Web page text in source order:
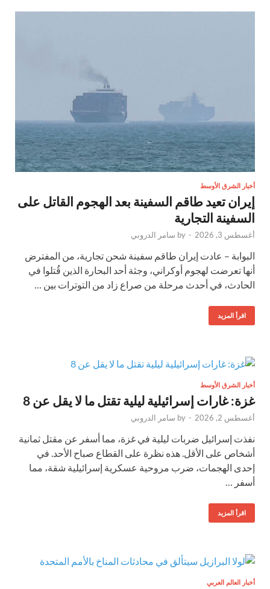
أخبار الشرق الأوسط
إيران تعيد طاقم السفينة بعد الهجوم القاتل على
السفينة التجارية
أغسطس 3, 2026 -
by سامر الدروبي
البوابة – عادت إيران طاقم سفينة شحن تجارية، من المفترض
أنها تعرضت لهجوم أوكراني، وجثة أحد البحارة الذين قُتلوا في
الحادث، في أحدث مرحلة من صراع زاد من التوترات بين …
اقرأ المزيد
أخبار الشرق الأوسط
غزة: غارات إسرائيلية ليلية تقتل ما لا يقل عن 8
أغسطس 2, 2026 -
by سامر الدروبي
نفذت إسرائيل ضربات ليلية في غزة، مما أسفر عن مقتل ثمانية
أشخاص على الأقل. هذه نظرة على القطاع صباح الأحد. في
إحدى الهجمات، ضرب مروحية عسكرية إسرائيلية شقة، مما
أسفر …
اقرأ المزيد
أخبار العالم العربي